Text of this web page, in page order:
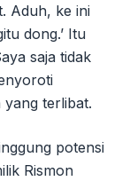
Aduh, ke ini
dong.’ Itu
saja tidak
yang terlibat.
potensi
Rismon